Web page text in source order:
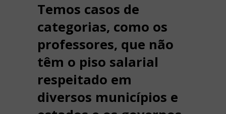
Temos casos de
categorias, como os
professores, que não
têm o piso salarial
respeitado em
diversos municípios e